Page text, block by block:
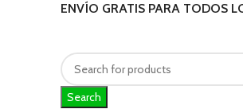
ENVÍO GRATIS PARA TODOS
Search